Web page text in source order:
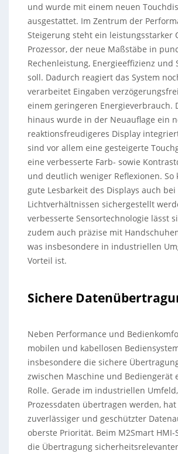
und wurde mit einem neuen
ausgestattet. Im Zentrum der
Steigerung steht ein leistungsstarker
Prozessor, der neue Maßstäbe in
Rechenleistung, Energieeffizienz und
soll. Dadurch reagiert das System
verarbeitet Eingaben
einem geringeren Energieverbrauch.
hinaus wurde in der Neuauflage ein
reaktionsfreudigeres Display
sind vor allem eine gesteigerte
eine verbesserte Farb- sowie
und deutlich weniger Reflexionen. So
gute Lesbarkeit des Displays auch
Lichtverhältnissen sichergestellt
verbesserte Sensortechnologie lässt
zudem auch präzise mit
was insbesondere in industriellen
Vorteil ist.
Sichere
Neben Performance und
mobilen und kabellosen
insbesondere die sichere
zwischen Maschine und Bediengerät
Rolle. Gerade im industriellen
Prozessdaten übertragen werden,
zuverlässiger und geschützter
oberste Priorität. Beim M2Smart HMI-
die Übertragung